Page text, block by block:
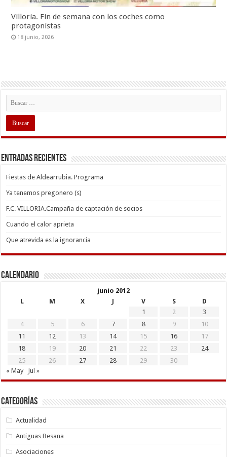
Villoria. Fin de semana con los coches como
protagonistas
18 junio, 2026
Entradas recientes
Fiestas de Aldearrubia. Programa
Ya tenemos pregonero (s)
F.C. VILLORIA.Campaña de captación de socios
Cuando el calor aprieta
Que atrevida es la ignorancia
Calendario
junio 2012
L
M X J V S
D
1
2
3
4
5 6 7 8 9
10
11
12 13 14 15 16
17
18
19 20 21 22 23
24
25
26 27 28 29
30
« May
Jul »
Categorías
Actualidad
Antiguas Besana
Asociaciones